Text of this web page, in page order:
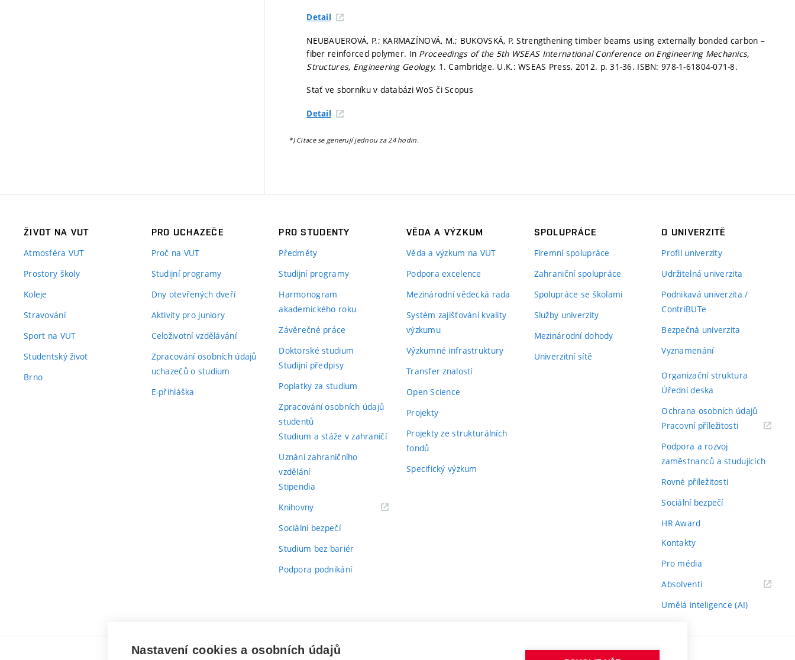
Detail
NEUBAUEROVÁ, P.; KARMAZÍNOVÁ, M.; BUKOVSKÁ, P. Strengthening timber beams using externally bonded carbon –
fiber reinforced polymer. In Proceedings of the 5th WSEAS International Conference on Engineering Mechanics,
Structures, Engineering Geology. 1. Cambridge. U.K.: WSEAS Press, 2012. p. 31-36. ISBN: 978-1-61804-071-8.
Stať ve sborníku v databázi WoS či Scopus
Detail
*) Citace se generují jednou za 24 hodin.
ŽIVOT NA VUT
Atmosféra VUT
Prostory školy
Koleje
Stravování
Sport na VUT
Studentský život
Brno
PRO UCHAZEČE
Proč na VUT
Studijní programy
Dny otevřených dveří
Aktivity pro juniory
Celoživotní vzdělávání
Zpracování osobních údajů
uchazečů o studium
E-přihláška
PRO STUDENTY
Předměty
Studijní programy
Harmonogram
akademického roku
Závěrečné práce
Doktorské studium
Studijní předpisy
Poplatky za studium
Zpracování osobních údajů
studentů
Studium a stáže v zahraničí
Uznání zahraničního
vzdělání
Stipendia
Knihovny(externí
Sociální bezpečí
Studium bez bariér
Podpora podnikání
VĚDA A VÝZKUM
Věda a výzkum na VUT
Podpora excelence
Mezinárodní vědecká rada
Systém zajišťování kvality
výzkumu
Výzkumné infrastruktury
Transfer znalostí
Open Science
Projekty
Projekty ze strukturálních
fondů
Specifický výzkum
SPOLUPRÁCE
Firemní spolupráce
Zahraniční spolupráce
Spolupráce se školami
Služby univerzity
Mezinárodní dohody
Univerzitní sítě
O UNIVERZITĚ
Profil univerzity
Udržitelná univerzita
Podnikavá univerzita /
ContriBUTe
Bezpečná univerzita
Vyznamenání
Organizační struktura
Úřední deska
Ochrana osobních údajů
Pracovní příležitosti(externí
Podpora a rozvoj
zaměstnanců a studujících
Rovné příležitosti
Sociální bezpečí
HR Award
Kontakty
Pro média
Absolventi(externí
Umělá inteligence (AI)
Nastavení cookies a osobních údajů